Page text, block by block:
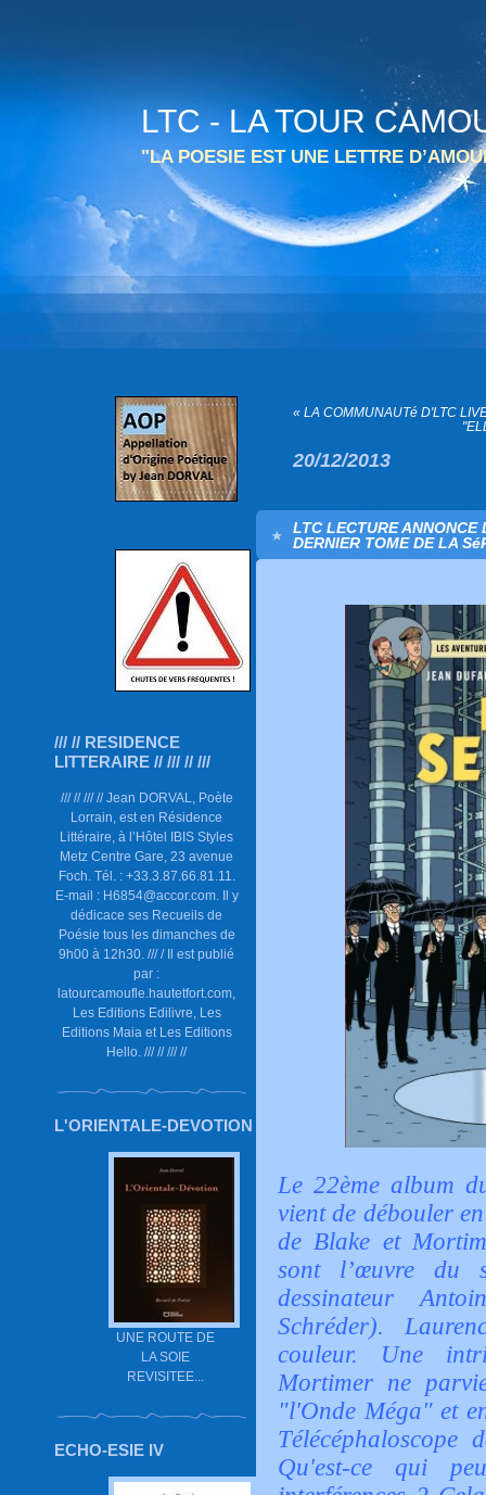
LTC - LA TOUR
"LA POESIE EST UNE LETTRE
/// // RESIDENCE
LITTERAIRE // /// // ///
/// // /// // Jean DORVAL, Poète
Lorrain, est en Résidence
Littéraire, à l’Hôtel IBIS Styles
Metz Centre Gare, 23 avenue
Foch. Tél. : +33.3.87.66.81.11.
E-mail : H6854@accor.com. Il y
dédicace ses Recueils de
Poésie tous les dimanches de
9h00 à 12h30. /// / Il est publié
par :
latourcamoufle.hautetfort.com,
Les Editions Edilivre, Les
Editions Maia et Les Editions
Hello. /// // /// //
L'ORIENTALE-DEVOTION
UNE ROUTE DE
LA SOIE
REVISITEE...
ECHO-ESIE IV
« LA COMMUNAUTé D'LTC
20/12/2013
LTC LECTURE
DERNIER TOME DE LA
Le 22ème album
vient de débouler
de Blake et
sont l’œuvre du
dessinateur
Schréder).
couleur. Une
Mortimer ne
"l'Onde Méga" et
Télécéphaloscope
Qu'est-ce qui